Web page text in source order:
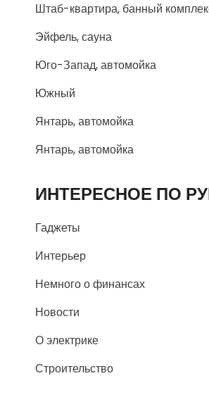
Штаб-квартира, банный
Эйфель, сауна
Юго-Запад, автомойка
Южный
Янтарь, автомойка
Янтарь, автомойка
ИНТЕРЕСНОЕ ПО
Гаджеты
Интерьер
Немного о финансах
Новости
О электрике
Строительство